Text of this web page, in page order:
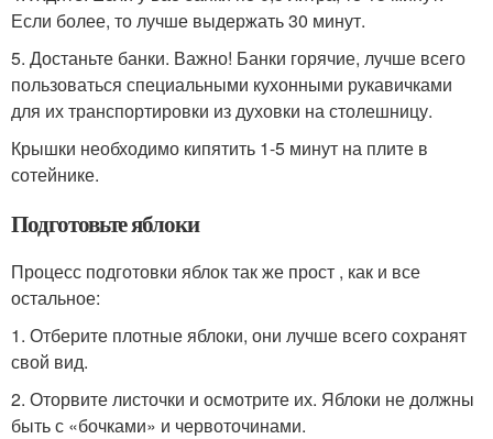
Если более, то лучше выдержать 30 минут.
5. Достаньте банки. Важно! Банки горячие, лучше всего
пользоваться специальными кухонными рукавичками
для их транспортировки из духовки на столешницу.
Крышки необходимо кипятить 1-5 минут на плите в
сотейнике.
Подготовьте яблоки
Процесс подготовки яблок так же прост , как и все
остальное:
1. Отберите плотные яблоки, они лучше всего сохранят
свой вид.
2. Оторвите листочки и осмотрите их. Яблоки не должны
быть с «бочками» и червоточинами.